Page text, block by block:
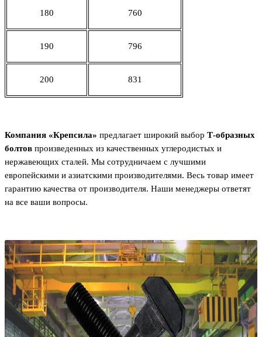
180 760
190 796
200 831
Компания «Крепсила» предлагает широкий выбор Т-образных
болтов произведенных из качественных углеродистых и
нержавеющих сталей. Мы сотрудничаем с лучшими
европейскими и азиатскими производителями. Весь товар имеет
гарантию качества от производителя. Наши менеджеры ответят
на все ваши вопросы.